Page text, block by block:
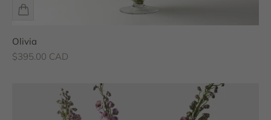
Olivia
Prix de vente
$395.00 CAD